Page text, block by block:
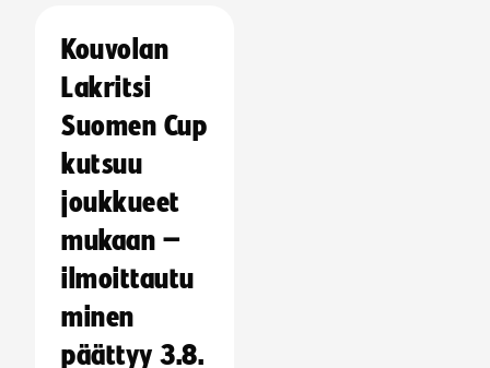
Kouvolan
Lakritsi
Suomen Cup
kutsuu
joukkueet
mukaan –
ilmoittautu
minen
päättyy 3.8.